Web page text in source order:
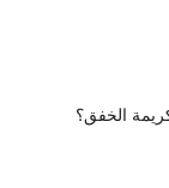
الخفق؟